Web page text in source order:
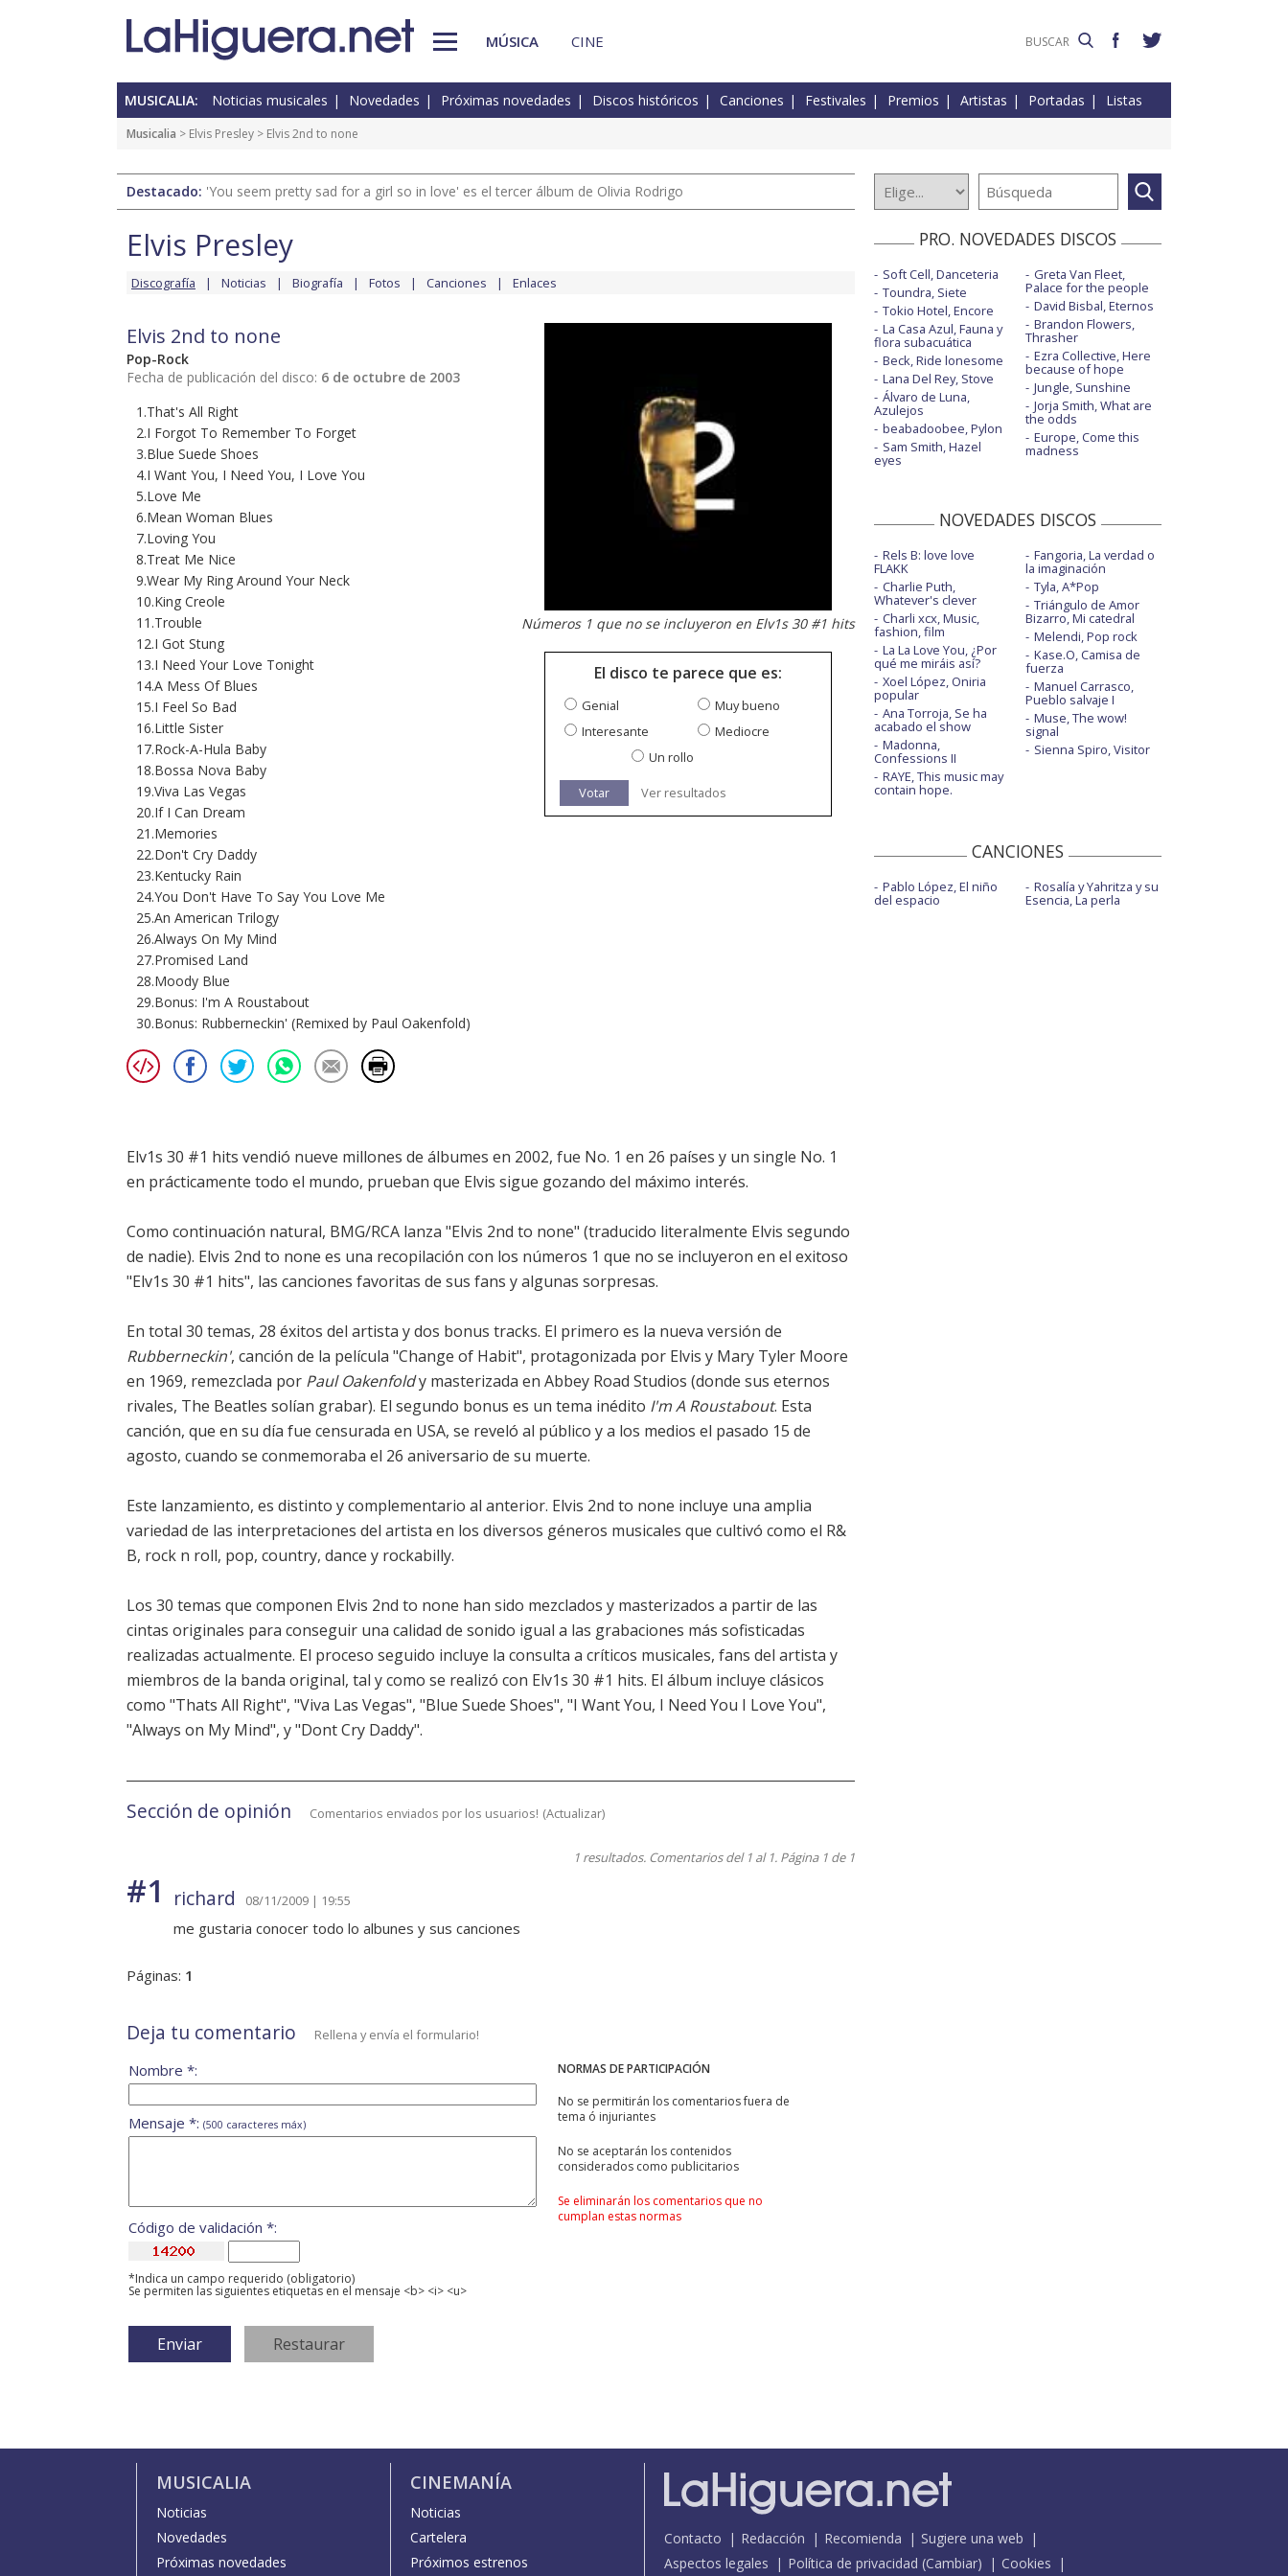
MÚSICA CINE
MUSICALIA: Noticias musicales Novedades Próximas novedades Discos históricos Canciones Festivales Premios Artistas Portadas Listas
Musicalia > Elvis Presley > Elvis 2nd to none
Destacado: 'You seem pretty sad for a girl so in love' es el tercer álbum de Olivia Rodrigo
Elvis Presley
Discografía Noticias Biografía Fotos Canciones Enlaces
Elvis 2nd to none
Pop-Rock
Fecha de publicación del disco: 6 de octubre de 2003
1.That's All Right
2.I Forgot To Remember To Forget
3.Blue Suede Shoes
4.I Want You, I Need You, I Love You
5.Love Me
6.Mean Woman Blues
7.Loving You
8.Treat Me Nice
9.Wear My Ring Around Your Neck
10.King Creole
11.Trouble
12.I Got Stung
13.I Need Your Love Tonight
14.A Mess Of Blues
15.I Feel So Bad
16.Little Sister
17.Rock-A-Hula Baby
18.Bossa Nova Baby
19.Viva Las Vegas
20.If I Can Dream
21.Memories
22.Don't Cry Daddy
23.Kentucky Rain
24.You Don't Have To Say You Love Me
25.An American Trilogy
26.Always On My Mind
27.Promised Land
28.Moody Blue
29.Bonus: I'm A Roustabout
30.Bonus: Rubberneckin' (Remixed by Paul Oakenfold)
Números 1 que no se incluyeron en Elv1s 30 #1 hits
El disco te parece que es:
Genial
Muy bueno
Interesante
Mediocre
Un rollo
Votar Ver resultados
Elv1s 30 #1 hits vendió nueve millones de álbumes en 2002, fue No. 1 en 26 países y un single No. 1
en prácticamente todo el mundo, prueban que Elvis sigue gozando del máximo interés.
Como continuación natural, BMG/RCA lanza "Elvis 2nd to none" (traducido literalmente Elvis segundo
de nadie). Elvis 2nd to none es una recopilación con los números 1 que no se incluyeron en el exitoso
"Elv1s 30 #1 hits", las canciones favoritas de sus fans y algunas sorpresas.
En total 30 temas, 28 éxitos del artista y dos bonus tracks. El primero es la nueva versión de
Rubberneckin', canción de la película "Change of Habit", protagonizada por Elvis y Mary Tyler Moore
en 1969, remezclada por Paul Oakenfoldy masterizada en Abbey Road Studios (donde sus eternos
rivales, The Beatles solían grabar). El segundo bonus es un tema inédito I'm A Roustabout. Esta
canción, que en su día fue censurada en USA, se reveló al público y a los medios el pasado 15 de
agosto, cuando se conmemoraba el 26 aniversario de su muerte.
Este lanzamiento, es distinto y complementario al anterior. Elvis 2nd to none incluye una amplia
variedad de las interpretaciones del artista en los diversos géneros musicales que cultivó como el R&
B, rock n roll, pop, country, dance y rockabilly.
Los 30 temas que componen Elvis 2nd to none han sido mezclados y masterizados a partir de las
cintas originales para conseguir una calidad de sonido igual a las grabaciones más sofisticadas
realizadas actualmente. El proceso seguido incluye la consulta a críticos musicales, fans del artista y
miembros de la banda original, tal y como se realizó con Elv1s 30 #1 hits. El álbum incluye clásicos
como "Thats All Right", "Viva Las Vegas", "Blue Suede Shoes", "I Want You, I Need You I Love You",
"Always on My Mind", y "Dont Cry Daddy".
Sección de opinión Comentarios enviados por los usuarios! (Actualizar)
1 resultados. Comentarios del 1 al 1. Página 1 de 1
#1 richard 08/11/2009 | 19:55
me gustaria conocer todo lo albunes y sus canciones
Páginas: 1
Deja tu comentario Rellena y envía el formulario!
NORMAS DE PARTICIPACIÓN
No se permitirán los comentarios fuera de
tema ó injuriantes
No se aceptarán los contenidos
considerados como publicitarios
Se eliminarán los comentarios que no
cumplan estas normas
Nombre *:
Mensaje *: (500 caracteres máx)
Código de validación *:
*Indica un campo requerido (obligatorio)
Se permiten las siguientes etiquetas en el mensaje <b> <i> <u>
PRO. NOVEDADES DISCOS
Soft Cell, Danceteria
Toundra, Siete
Tokio Hotel, Encore
La Casa Azul, Fauna y
flora subacuática
Beck, Ride lonesome
Lana Del Rey, Stove
Álvaro de Luna,
Azulejos
beabadoobee, Pylon
Sam Smith, Hazel
eyes
Greta Van Fleet,
Palace for the people
David Bisbal, Eternos
Brandon Flowers,
Thrasher
Ezra Collective, Here
because of hope
Jungle, Sunshine
Jorja Smith, What are
the odds
Europe, Come this
madness
NOVEDADES DISCOS
Rels B: love love
FLAKK
Charlie Puth,
Whatever's clever
Charli xcx, Music,
fashion, film
La La Love You, ¿Por
qué me miráis así?
Xoel López, Oniria
popular
Ana Torroja, Se ha
acabado el show
Madonna,
Confessions II
RAYE, This music may
contain hope.
Fangoria, La verdad o
la imaginación
Tyla, A*Pop
Triángulo de Amor
Bizarro, Mi catedral
Melendi, Pop rock
Kase.O, Camisa de
fuerza
Manuel Carrasco,
Pueblo salvaje I
Muse, The wow!
signal
Sienna Spiro, Visitor
CANCIONES
Pablo López, El niño
del espacio
Rosalía y Yahritza y su
Esencia, La perla
MUSICALIA
Noticias
Novedades
Próximas novedades
CINEMANÍA
Noticias
Cartelera
Próximos estrenos
Contacto Redacción Recomienda
Sugiere una web
Aspectos legales
Política de privacidad (Cambiar) Cookies